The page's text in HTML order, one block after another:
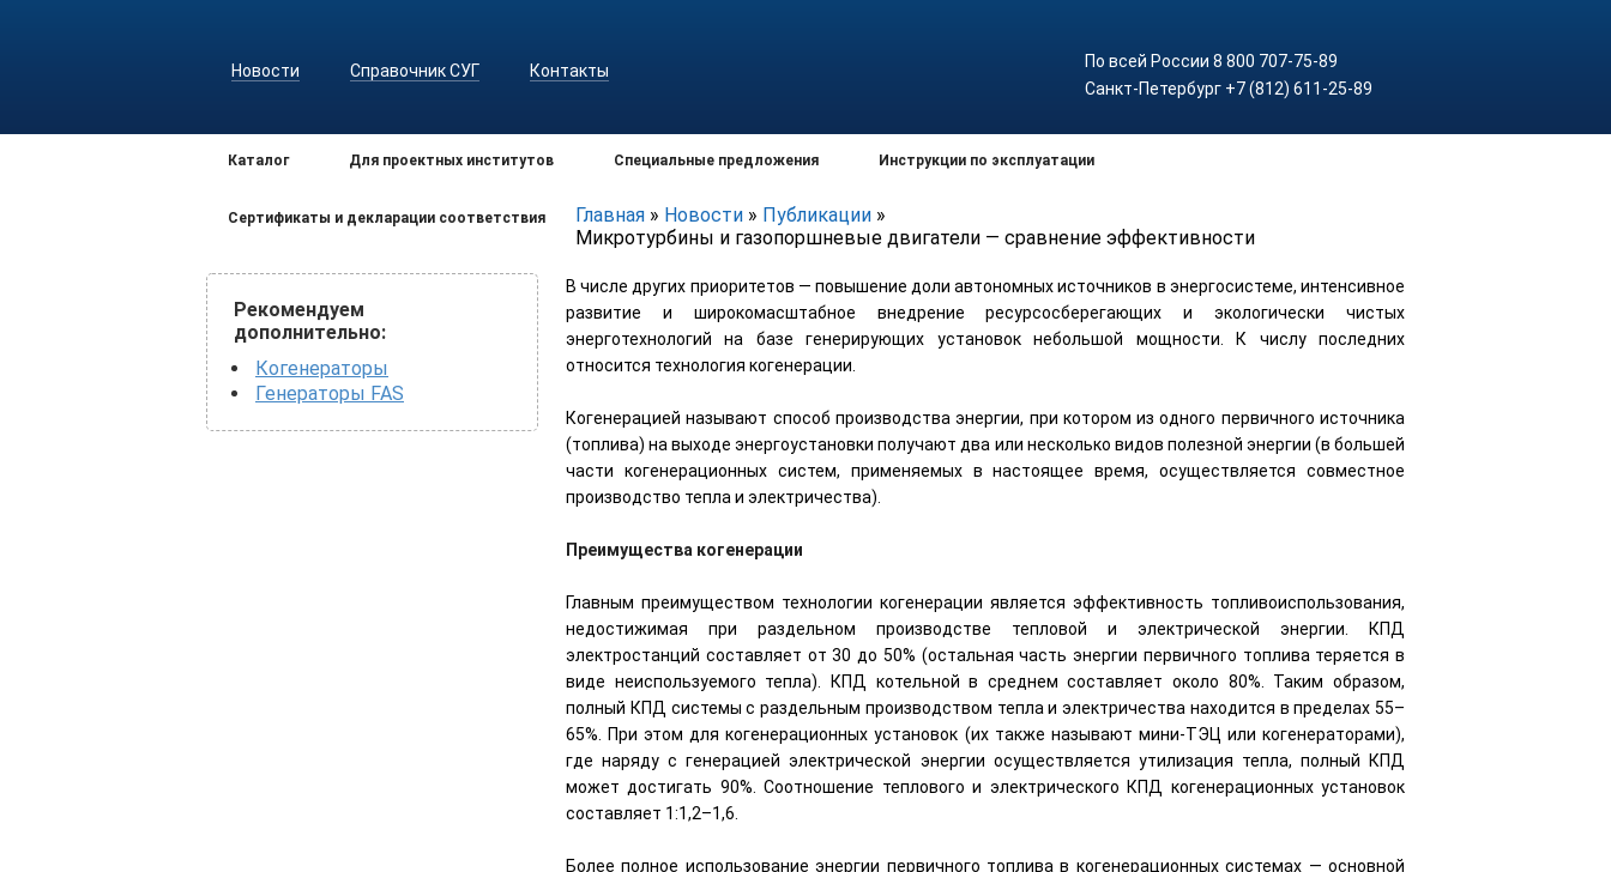
Новости Справочник СУГ Контакты
По всей России 8 800 707-75-89
Санкт-Петербург +7 (812) 611-25-89
Каталог Для проектных институтов Специальные предложения Инструкции по эксплуатации
Сертификаты и декларации соответствия Главная » Новости » Публикации »
Микротурбины и газопоршневые двигатели — сравнение эффективности
Рекомендуем
дополнительно:
Когенераторы
Генераторы FAS
В числе других приоритетов — повышение доли автономных источников в энергосистеме, интенсивное
развитие и широкомасштабное внедрение ресурсосберегающих и экологически чистых
энерготехнологий на базе генерирующих установок небольшой мощности. К числу последних
относится технология когенерации.
Когенерацией называют способ производства энергии, при котором из одного первичного источника
(топлива) на выходе энергоустановки получают два или несколько видов полезной энергии (в большей
части когенерационных систем, применяемых в настоящее время, осуществляется совместное
производство тепла и электричества).
Преимущества когенерации
Главным преимуществом технологии когенерации является эффективность топливоиспользования,
недостижимая при раздельном производстве тепловой и электрической энергии. КПД
электростанций составляет от 30 до 50% (остальная часть энергии первичного топлива теряется в
виде неиспользуемого тепла). КПД котельной в среднем составляет около 80%. Таким образом,
полный КПД системы с раздельным производством тепла и электричества находится в пределах 55–
65%. При этом для когенерационных установок (их также называют мини-ТЭЦ или когенераторами),
где наряду с генерацией электрической энергии осуществляется утилизация тепла, полный КПД
может достигать 90%. Соотношение теплового и электрического КПД когенерационных установок
составляет 1:1,2–1,6.
Более полное использование энергии первичного топлива в когенерационных системах — основной